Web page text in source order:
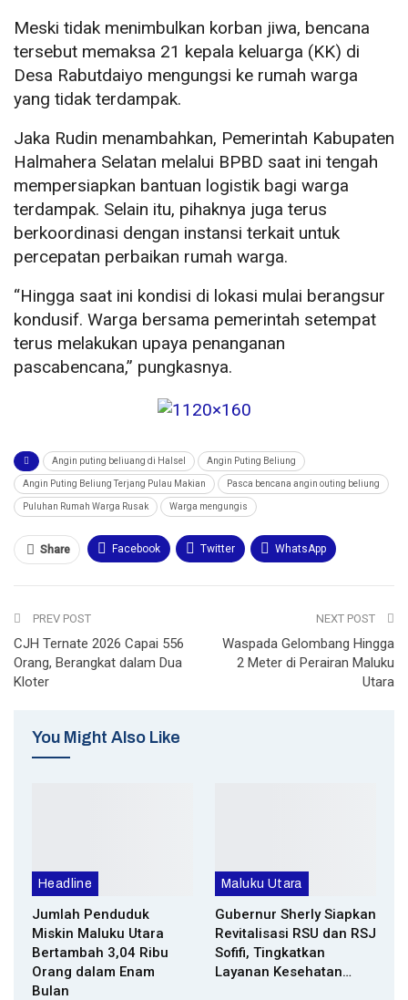
Meski tidak menimbulkan korban jiwa, bencana
tersebut memaksa 21 kepala keluarga (KK) di
Desa Rabutdaiyo mengungsi ke rumah warga
yang tidak terdampak.
Jaka Rudin menambahkan, Pemerintah Kabupaten
Halmahera Selatan melalui BPBD saat ini tengah
mempersiapkan bantuan logistik bagi warga
terdampak. Selain itu, pihaknya juga terus
berkoordinasi dengan instansi terkait untuk
percepatan perbaikan rumah warga.
“Hingga saat ini kondisi di lokasi mulai berangsur
kondusif. Warga bersama pemerintah setempat
terus melakukan upaya penanganan
pascabencana,” pungkasnya.
Angin puting beliuang di Halsel Angin Puting Beliung
Angin Puting Beliung Terjang Pulau Makian Pasca bencana angin outing beliung
Puluhan Rumah Warga Rusak Warga mengungis
Share Facebook Twitter WhatsApp
PREV POST
CJH Ternate 2026 Capai 556
Orang, Berangkat dalam Dua
Kloter
NEXT POST
Waspada Gelombang Hingga
2 Meter di Perairan Maluku
Utara
You Might Also Like
Headline
Jumlah Penduduk
Miskin Maluku Utara
Bertambah 3,04 Ribu
Orang dalam Enam
Bulan
Maluku Utara
Gubernur Sherly Siapkan
Revitalisasi RSU dan RSJ
Sofifi, Tingkatkan
Layanan Kesehatan…